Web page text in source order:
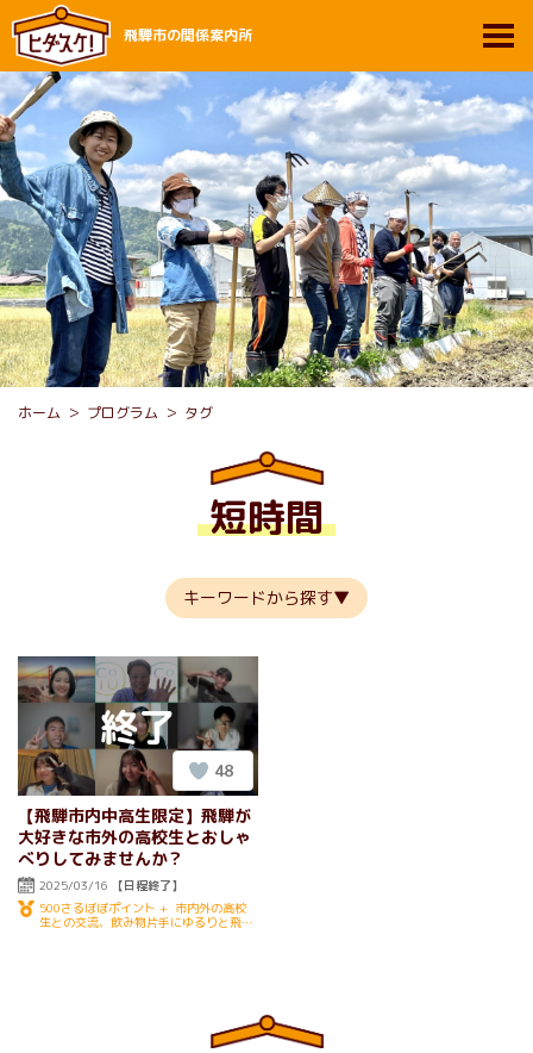
飛騨市の関係案内所
ホーム プログラム タグ
短時間
キーワードから探す
48
【飛騨市内中高生限定】飛騨が
大好きな市外の高校生とおしゃ
べりしてみませんか？
2025/03/16
【日程終了】
500さるぼぼポイント + 市内外の高校
生との交流、飲み物片手にゆるりと飛騨